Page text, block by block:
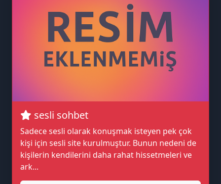
🌟
🎙️
😎
sesli sohbet
Sadece sesli olarak konuşmak isteyen pek çok
kişi için sesli site kurulmuştur. Bunun nedeni de
kişilerin kendilerini daha rahat hissetmeleri ve
ark...